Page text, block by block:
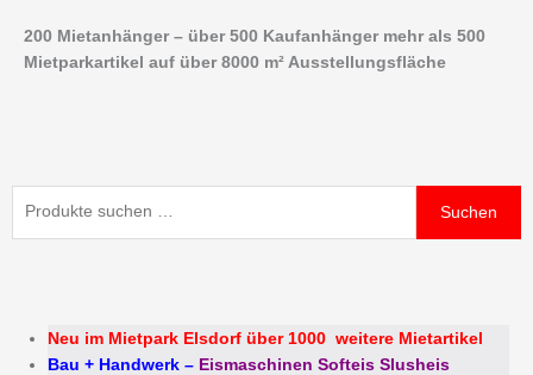
Inhalt
springen
200 Mietanhänger – über 500 Kaufanhänger mehr als 500
Mietparkartikel auf über 8000 m² Ausstellungsfläche
Suchen
Neu im Mietpark Elsdorf über 1000 weitere Mietartikel
Bau + Handwerk – Eismaschinen Softeis Slusheis